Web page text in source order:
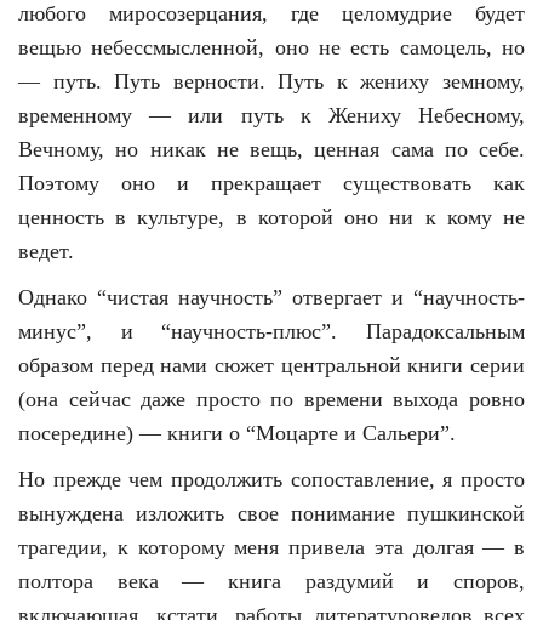
любого миросозерцания, где целомудрие будет
вещью небессмысленной, оно не есть самоцель, но
— путь. Путь верности. Путь к жениху земному,
временному — или путь к Жениху Небесному,
Вечному, но никак не вещь, ценная сама по себе.
Поэтому оно и прекращает существовать как
ценность в культуре, в которой оно ни к кому не
ведет.
Однако “чистая научность” отвергает и “научность-
минус”, и “научность-плюс”. Парадоксальным
образом перед нами сюжет центральной книги серии
(она сейчас даже просто по времени выхода ровно
посередине) — книги о “Моцарте и Сальери”.
Но прежде чем продолжить сопоставление, я просто
вынуждена изложить свое понимание пушкинской
трагедии, к которому меня привела эта долгая — в
полтора века — книга раздумий и споров,
включающая, кстати, работы литературоведов всех